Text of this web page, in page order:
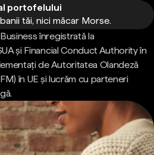
portofelului
tăi, nici măcar Morse.
înregistrată la
și Financial Conduct Authority în
de Autoritatea Olandeză
în UE și lucrăm cu parteneri